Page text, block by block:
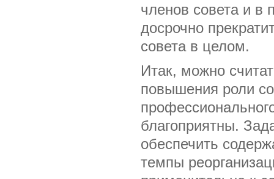
членов совета и в
досрочно
совета в целом.
Итак, можно
повышения роли
благоприятны.
обеспечить
темпы